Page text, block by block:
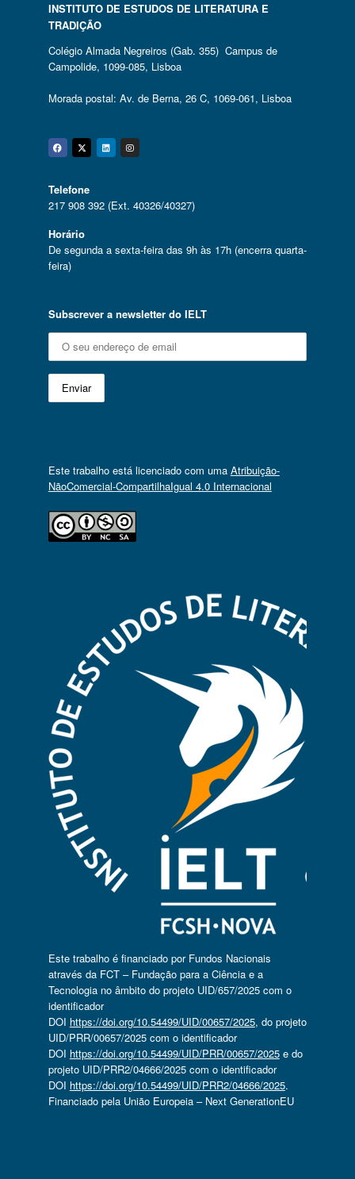
INSTITUTO DE ESTUDOS DE LITERATURA E
TRADIÇÃO
Colégio Almada Negreiros (Gab. 355) Campus de
Campolide, 1099-085, Lisboa
Morada postal: Av. de Berna, 26 C, 1069-061, Lisboa
Facebook
Twitter
Linkedin
Instagram
Telefone
217 908 392 (Ext. 40326/40327)
Horário
De segunda a sexta-feira das 9h às 17h (encerra quarta-
feira)
Subscrever a newsletter do IELT
Este trabalho está licenciado com uma Atribuição-
NãoComercial-CompartilhaIgual 4.0 Internacional
Este trabalho é financiado por Fundos Nacionais
através da FCT – Fundação para a Ciência e a
Tecnologia no âmbito do projeto UID/657/2025 com o
identificador
DOI https://doi.org/10.54499/UID/00657/2025, do projeto
UID/PRR/00657/2025 com o identificador
DOI https://doi.org/10.54499/UID/PRR/00657/2025e do
projeto UID/PRR2/04666/2025 com o identificador
DOI https://doi.org/10.54499/UID/PRR2/04666/2025.
Financiado pela União Europeia – Next GenerationEU